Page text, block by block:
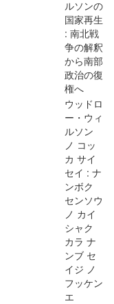
ルソンの
国家再生
: 南北戦
争の解釈
から南部
政治の復
権へ
ウッドロ
ー・ウィ
ルソン
ノ コッ
カ サイ
セイ : ナ
ンボク
センソウ
ノ カイ
シャク
カラ ナ
ンブ セ
イジ ノ
フッケン
エ